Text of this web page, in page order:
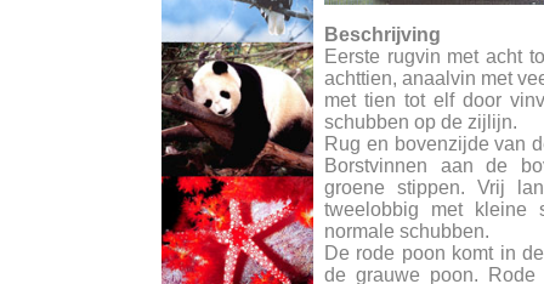
Beschrijving
Eerste rugvin met acht
achttien, anaalvin met
met tien tot elf door
schubben op de zijlijn.
Rug en bovenzijde van
Borstvinnen aan de
groene stippen. Vrij
tweelobbig met kleine
normale schubben.
De rode poon komt in
de grauwe poon. Rode